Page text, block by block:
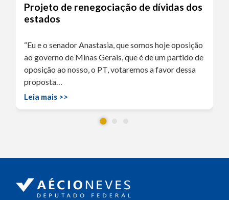
Projeto de renegociação de dívidas dos
estados
“Eu e o senador Anastasia, que somos hoje oposição
ao governo de Minas Gerais, que é de um partido de
oposição ao nosso, o PT, votaremos a favor dessa
proposta…
Leia mais >>